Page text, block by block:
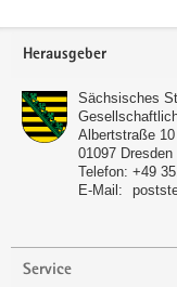
Footer-
Herausgeber
Sächsisches
Albertstraße 10
01097 Dresden
Telefon: +49
E-Mail:
Service